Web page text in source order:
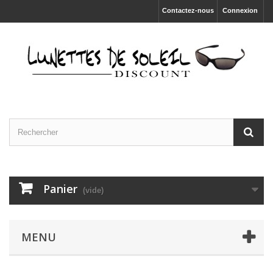
Connexion
Contactez-nous
Panier (vide)
MENU